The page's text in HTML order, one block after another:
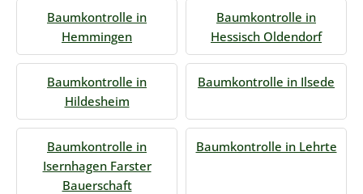
Baumkontrolle in
Hemmingen
Baumkontrolle in
Hessisch Oldendorf
Baumkontrolle in
Hildesheim
Baumkontrolle in Ilsede
Baumkontrolle in
Isernhagen Farster
Bauerschaft
Baumkontrolle in Lehrte